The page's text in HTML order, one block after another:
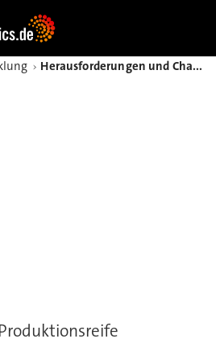
Herausforderungen und Chancen humanoider Robotik